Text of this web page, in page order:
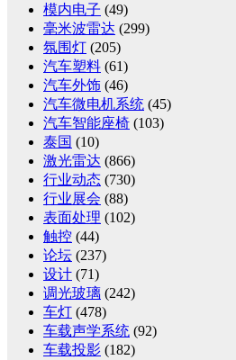
模内电子 (49)
毫米波雷达 (299)
氛围灯 (205)
汽车塑料 (61)
汽车外饰 (46)
汽车微电机系统 (45)
汽车智能座椅 (103)
泰国 (10)
激光雷达 (866)
行业动态 (730)
行业展会 (88)
表面处理 (102)
触控 (44)
论坛 (237)
设计 (71)
调光玻璃 (242)
车灯 (478)
车载声学系统 (92)
车载投影 (182)